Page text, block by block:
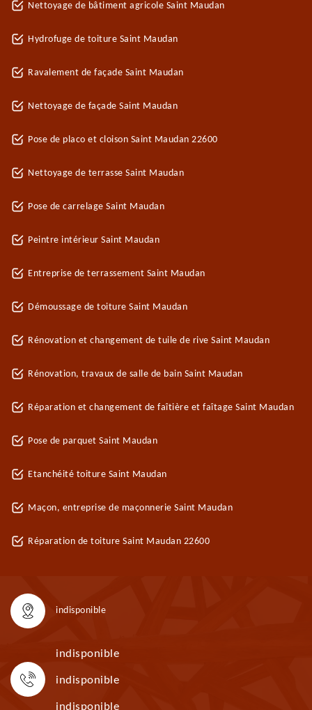
Nettoyage de bâtiment agricole Saint Maudan
Hydrofuge de toiture Saint Maudan
Ravalement de façade Saint Maudan
Nettoyage de façade Saint Maudan
Pose de placo et cloison Saint Maudan 22600
Nettoyage de terrasse Saint Maudan
Pose de carrelage Saint Maudan
Peintre intérieur Saint Maudan
Entreprise de terrassement Saint Maudan
Démoussage de toiture Saint Maudan
Rénovation et changement de tuile de rive Saint Maudan
Rénovation, travaux de salle de bain Saint Maudan
Réparation et changement de faîtière et faîtage Saint Maudan
Pose de parquet Saint Maudan
Etanchéité toiture Saint Maudan
Maçon, entreprise de maçonnerie Saint Maudan
Réparation de toiture Saint Maudan 22600
indisponible
indisponible
indisponible
indisponible